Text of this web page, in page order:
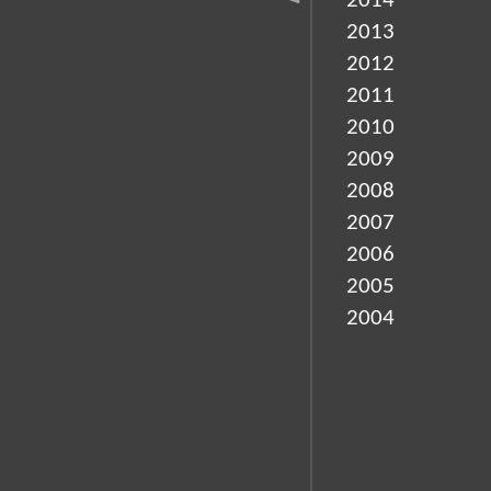
2013
2012
2011
2010
2009
2008
2007
2006
2005
2004